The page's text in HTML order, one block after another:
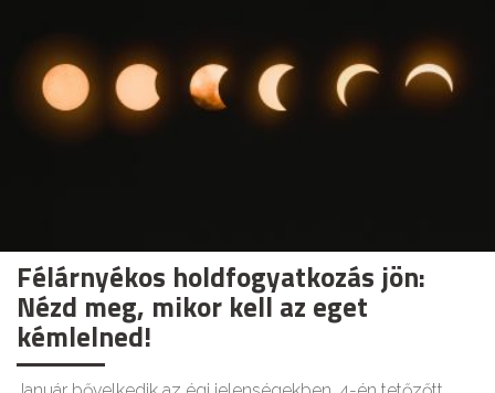
Félárnyékos holdfogyatkozás jön:
Nézd meg, mikor kell az eget
kémlelned!